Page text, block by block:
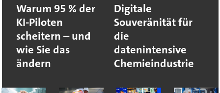
Warum 95 % der
KI-Piloten
scheitern – und
wie Sie das
ändern
Digitale
Souveränität für
die
datenintensive
Chemieindustrie